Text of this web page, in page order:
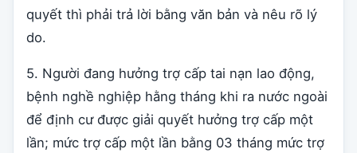
quyết thì phải trả lời bằng văn bản và nêu rõ lý
do.
5. Người đang hưởng trợ cấp tai nạn lao động,
bệnh nghề nghiệp hằng tháng khi ra nước ngoài
để định cư được giải quyết hưởng trợ cấp một
lần; mức trợ cấp một lần bằng 03 tháng mức trợ